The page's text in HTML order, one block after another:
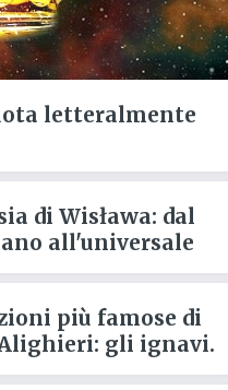
letteralmente
di Wisława: dal
all'universale
più famose di
gli ignavi.